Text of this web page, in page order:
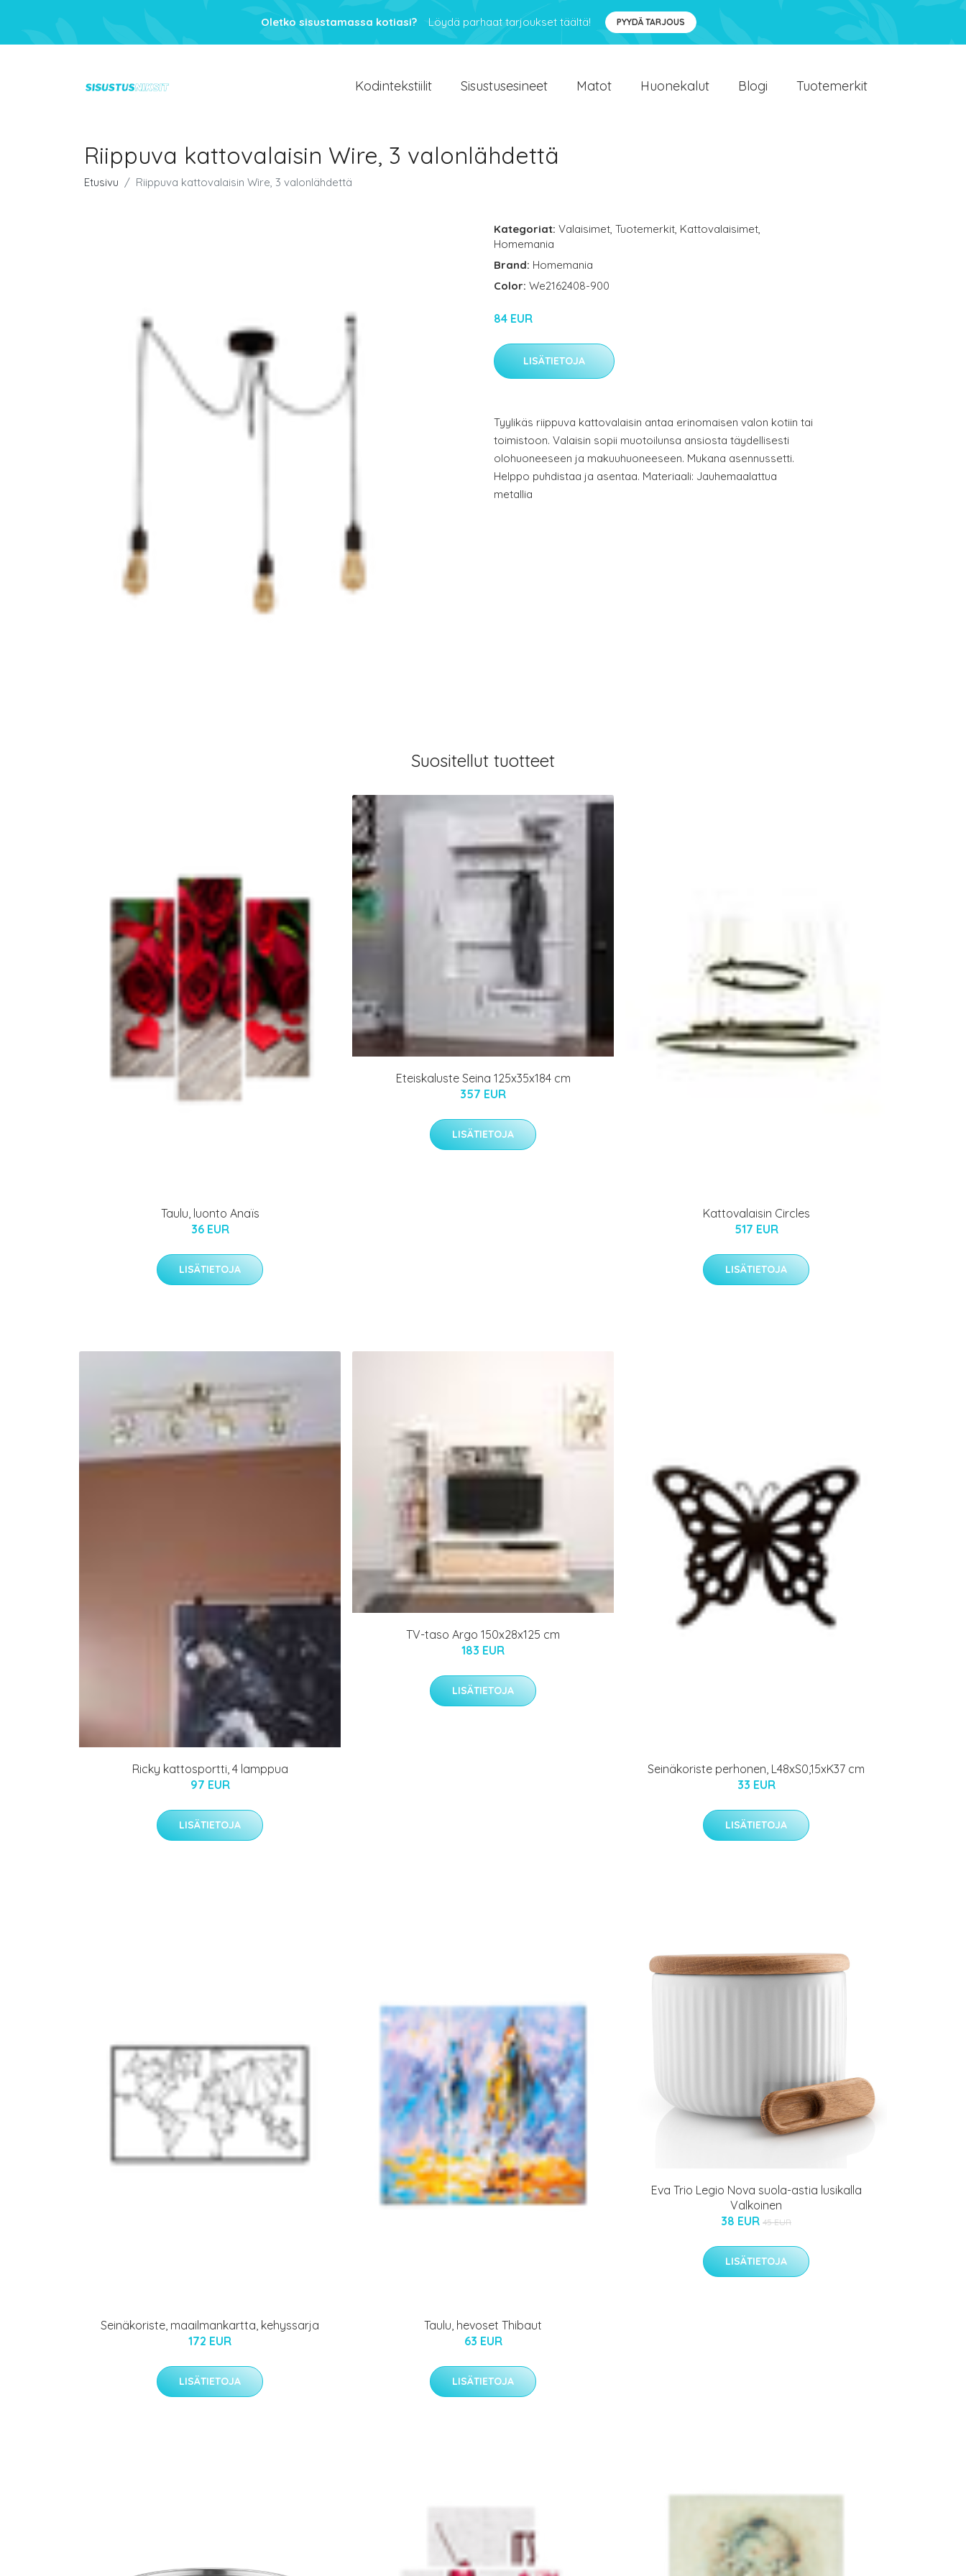
Oletko sisustamassa kotiasi? Löydä parhaat tarjoukset täältä! PYYDÄ TARJOUS
Kodintekstiilit Sisustusesineet Matot Huonekalut Blogi Tuotemerkit
Riippuva kattovalaisin Wire, 3 valonlähdettä
Etusivu Riippuva kattovalaisin Wire, 3 valonlähdettä
Kategoriat: Valaisimet, Tuotemerkit, Kattovalaisimet,
Homemania
Brand: Homemania
Color: We2162408-900
84 EUR
LISÄTIETOJA
Tyylikäs riippuva kattovalaisin antaa erinomaisen valon kotiin tai
toimistoon. Valaisin sopii muotoilunsa ansiosta täydellisesti
olohuoneeseen ja makuuhuoneeseen. Mukana asennussetti.
Helppo puhdistaa ja asentaa. Materiaali: Jauhemaalattua
metallia
Suositellut tuotteet
Taulu, luonto Anaïs
36 EUR
LISÄTIETOJA
Eteiskaluste Seina 125x35x184 cm
357 EUR
LISÄTIETOJA
Kattovalaisin Circles
517 EUR
LISÄTIETOJA
Ricky kattosportti, 4 lamppua
97 EUR
LISÄTIETOJA
TV-taso Argo 150x28x125 cm
183 EUR
LISÄTIETOJA
Seinäkoriste perhonen, L48xS0,15xK37 cm
33 EUR
LISÄTIETOJA
Seinäkoriste, maailmankartta, kehyssarja
172 EUR
LISÄTIETOJA
Taulu, hevoset Thibaut
63 EUR
LISÄTIETOJA
Eva Trio Legio Nova suola-astia lusikalla
Valkoinen
38 EUR 45 EUR
LISÄTIETOJA